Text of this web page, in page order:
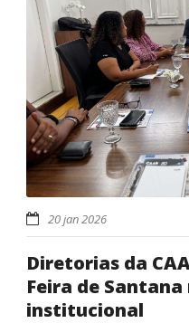
20 jan 2026
Diretorias da
Feira de
institucional